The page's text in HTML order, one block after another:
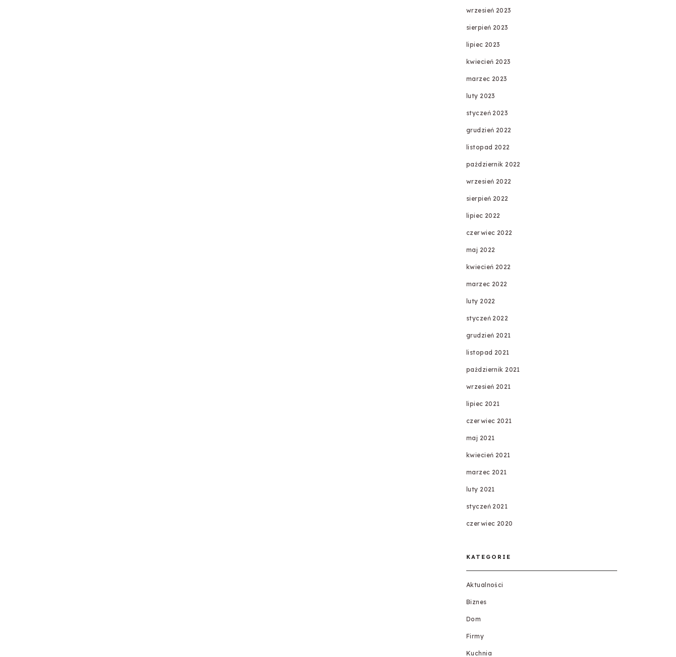
wrzesień 2023
sierpień 2023
lipiec 2023
kwiecień 2023
marzec 2023
luty 2023
styczeń 2023
grudzień 2022
listopad 2022
październik 2022
wrzesień 2022
sierpień 2022
lipiec 2022
czerwiec 2022
maj 2022
kwiecień 2022
marzec 2022
luty 2022
styczeń 2022
grudzień 2021
listopad 2021
październik 2021
wrzesień 2021
lipiec 2021
czerwiec 2021
maj 2021
kwiecień 2021
marzec 2021
luty 2021
styczeń 2021
czerwiec 2020
KATEGORIE
Aktualności
Biznes
Dom
Firmy
Kuchnia